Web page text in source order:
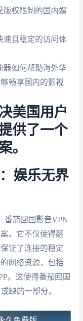
版权限制的国内娱
速且稳定的访问体
器如何帮助海外华
畅享国内的影视
美国用户
供了一个
。
娱乐无界
番茄回国影音VPN
。它不仅使得翻
证了连接的稳定
网络资源，包括
。这使得番茄回国
缺的一部分。